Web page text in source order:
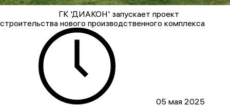
ГК 'ДИАКОН' запускает проект
строительства нового производственного комплекса
05 мая 2025